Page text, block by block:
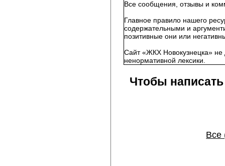
Все сообщения, отзывы и
Главное правило нашего
содержательными и
позитивные они или
Сайт «ЖКХ Новокузнецка» не
ненормативной лексики.
Чтобы
Все